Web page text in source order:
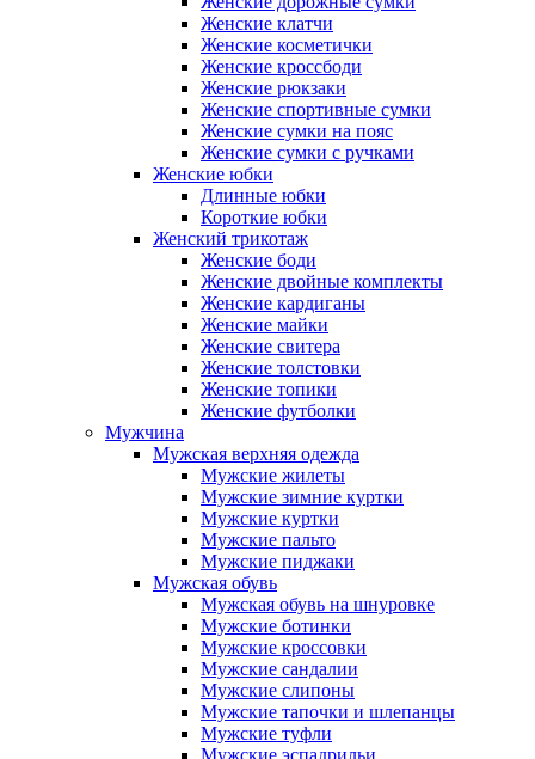
Женские клатчи
Женские косметички
Женские кроссбоди
Женские рюкзаки
Женские спортивные сумки
Женские сумки на пояс
Женские сумки с ручками
Женские юбки
Длинные юбки
Короткие юбки
Женский трикотаж
Женские боди
Женские двойные комплекты
Женские кардиганы
Женские майки
Женские свитера
Женские толстовки
Женские топики
Женские футболки
Мужчина
Мужская верхняя одежда
Мужские жилеты
Мужские зимние куртки
Мужские куртки
Мужские пальто
Мужские пиджаки
Мужская обувь
Мужская обувь на шнуровке
Мужские ботинки
Мужские кроссовки
Мужские сандалии
Мужские слипоны
Мужские тапочки и шлепанцы
Мужские туфли
Мужские эспадрильи